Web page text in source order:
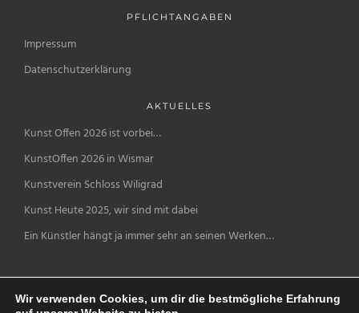
PFLICHTANGABEN
Impressum
Datenschutzerklärung
AKTUELLES
Kunst Offen 2026 ist vorbei…
KunstOffen 2026 in Wismar
Kunstverein Schloss Wiligrad
Kunst Heute 2025, wir sind mit dabei
Ein Künstler hängt ja immer sehr an seinen Werken…
Wir verwenden Cookies, um dir die bestmögliche Erfahrung